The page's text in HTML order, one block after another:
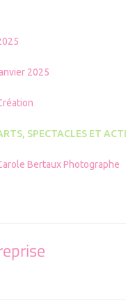
2025
SPECTACLES ET
Bertaux Photographe